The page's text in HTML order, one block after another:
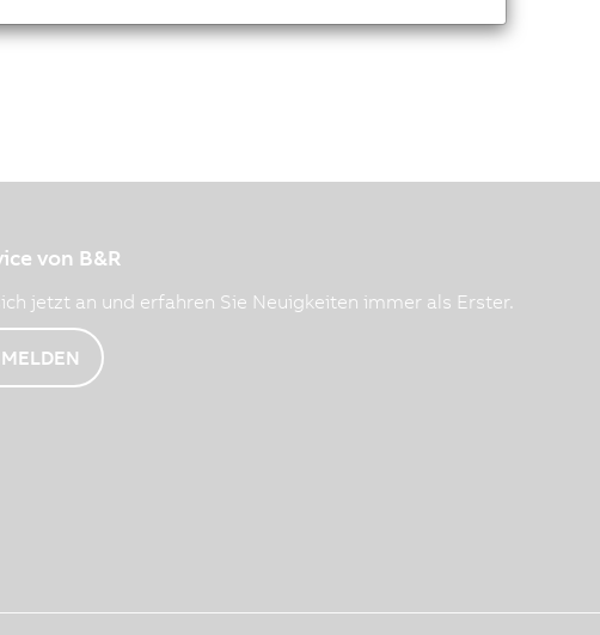
von B&R
jetzt an und erfahren Sie Neuigkeiten immer als Erster.